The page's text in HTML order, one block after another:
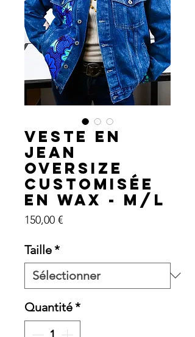
Veste en
Jean
Oversize
Customisée
en Wax - M/L
150,00 €Prix
Taille*
Quantité*